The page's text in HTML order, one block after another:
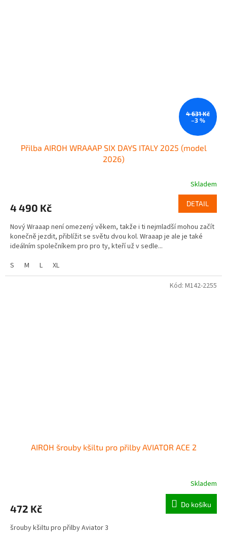
4 631 Kč
–3 %
Přilba AIROH WRAAAP SIX DAYS ITALY 2025 (model
2026)
Skladem
4 490 Kč DETAIL
Nový Wraaap není omezený věkem, takže i ti nejmladší mohou začít
konečně jezdit, přiblížit se světu dvou kol. Wraaap je ale je také
ideálním společníkem pro pro ty, kteří už v sedle...
S
M L XL
AIROH šrouby kšiltu pro přilby AVIATOR ACE 2
Skladem
472 Kč Do košíku
šrouby kšiltu pro přilby Aviator 3
Kód: M142-2255